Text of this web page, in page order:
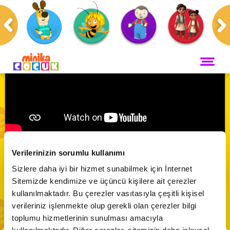
Verilerinizin sorumlu kullanımı
Sizlere daha iyi bir hizmet sunabilmek için İnternet
Sitemizde kendimize ve üçüncü kişilere ait çerezler
kullanılmaktadır. Bu çerezler vasıtasıyla çeşitli kişisel
verileriniz işlenmekte olup gerekli olan çerezler bilgi
toplumu hizmetlerinin sunulması amacıyla
PROGRAMLAR
Maceracı Yüzgeçler
Bi' Adada Bi' Arada
Arı Maya
Çupi
Akika ve Sahara
VİDEO
CANLI YAYIN
Anasayfa Oscar Çöllerde
Oscar Çöllerde🦎 | Uçak Yarışı
Abone Ol